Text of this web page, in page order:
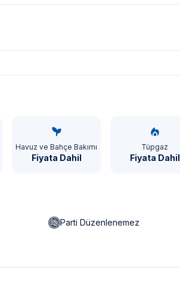
Havuz ve Bahçe Bakımı
Fiyata Dahil
Tüpgaz
Fiyata Dahil
Parti Düzenlenemez